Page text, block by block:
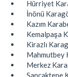
Hürriyet
İnönü
Kazım
Kemalpaşa
Kirazlı
Mahmutbey
Merkez
Sancaktepe